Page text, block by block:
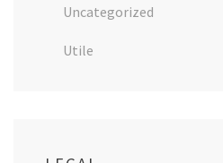
Uncategorized
Utile